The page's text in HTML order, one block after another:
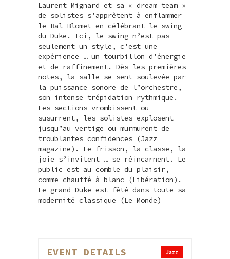
Laurent Mignard et sa « dream team »
de solistes s’apprêtent à enflammer
le Bal Blomet en célébrant le swing
du Duke. Ici, le swing n’est pas
seulement un style, c’est une
expérience … un tourbillon d’énergie
et de raffinement. Dès les premières
notes, la salle se sent soulevée par
la puissance sonore de l’orchestre,
son intense trépidation rythmique.
Les sections vrombissent ou
susurrent, les solistes explosent
jusqu’au vertige ou murmurent de
troublantes confidences (Jazz
magazine). Le frisson, la classe, la
joie s’invitent … se réincarnent. Le
public est au comble du plaisir,
comme chauffé à blanc (Libération).
Le grand Duke est fêté dans toute sa
modernité classique (Le Monde)
Jazz
EVENT DETAILS